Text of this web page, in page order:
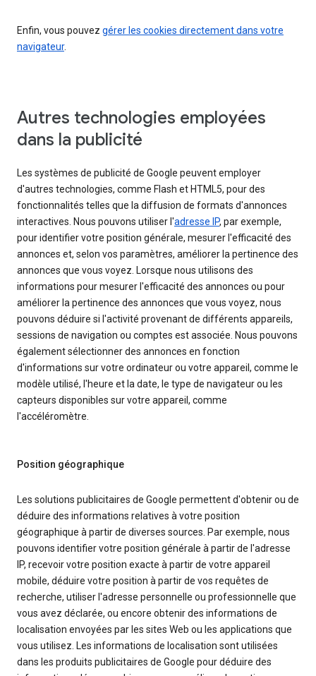
Enfin, vous pouvez gérer les cookies directement dans votre
navigateur.
Autres technologies employées
dans la publicité
Les systèmes de publicité de Google peuvent employer
d'autres technologies, comme Flash et HTML5, pour des
fonctionnalités telles que la diffusion de formats d'annonces
interactives. Nous pouvons utiliser l'adresse IP, par exemple,
pour identifier votre position générale, mesurer l'efficacité des
annonces et, selon vos paramètres, améliorer la pertinence des
annonces que vous voyez. Lorsque nous utilisons des
informations pour mesurer l'efficacité des annonces ou pour
améliorer la pertinence des annonces que vous voyez, nous
pouvons déduire si l'activité provenant de différents appareils,
sessions de navigation ou comptes est associée. Nous pouvons
également sélectionner des annonces en fonction
d'informations sur votre ordinateur ou votre appareil, comme le
modèle utilisé, l'heure et la date, le type de navigateur ou les
capteurs disponibles sur votre appareil, comme
l'accéléromètre.
Position géographique
Les solutions publicitaires de Google permettent d'obtenir ou de
déduire des informations relatives à votre position
géographique à partir de diverses sources. Par exemple, nous
pouvons identifier votre position générale à partir de l'adresse
IP, recevoir votre position exacte à partir de votre appareil
mobile, déduire votre position à partir de vos requêtes de
recherche, utiliser l'adresse personnelle ou professionnelle que
vous avez déclarée, ou encore obtenir des informations de
localisation envoyées par les sites Web ou les applications que
vous utilisez. Les informations de localisation sont utilisées
dans les produits publicitaires de Google pour déduire des